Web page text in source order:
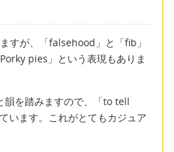
すが、「falsehood」と「fib」
pies」という表現もありま
韻を踏みますので、「to tell
います。これがとてもカジュア